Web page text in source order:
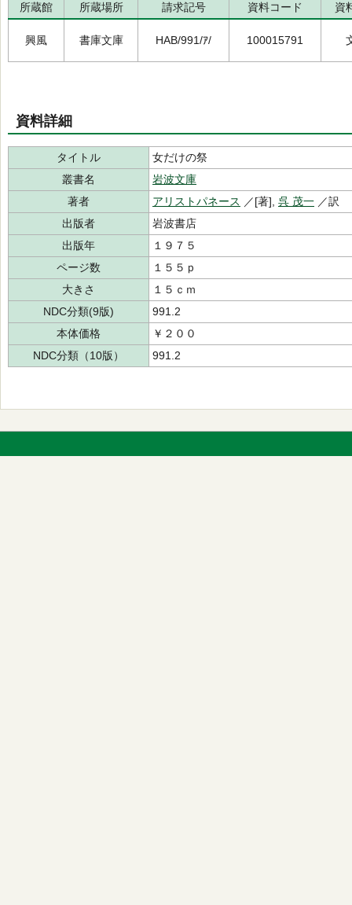
所蔵館 所蔵場所 請求記号 資料コード 資
興風 書庫文庫 HAB/991/ｱ/ 100015791
資料詳細
タイトル
女だけの祭
叢書名
岩波文庫
著者
アリストパネース ／[著], 呉 茂一 ／訳
出版者
岩波書店
出版年
１９７５
ページ数
１５５ｐ
大きさ
１５ｃｍ
NDC分類(9版)
991.2
本体価格
￥２００
NDC分類（10版）
991.2